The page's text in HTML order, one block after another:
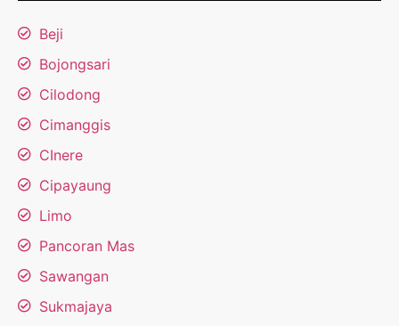
Beji
Bojongsari
Cilodong
Cimanggis
CInere
Cipayaung
Limo
Pancoran Mas
Sawangan
Sukmajaya